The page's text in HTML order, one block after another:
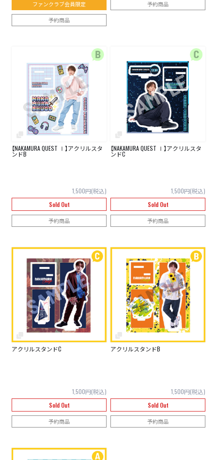
ファンクラブ会員限定
予約商品
予約商品
【NAKAMURA QUEST Ⅰ】アクリルスタ
ンドB
1,500円(税込)
Sold Out
予約商品
【NAKAMURA QUEST Ⅰ】アクリルスタ
ンドC
1,500円(税込)
Sold Out
予約商品
アクリルスタンドC
1,500円(税込)
Sold Out
予約商品
アクリルスタンドB
1,500円(税込)
Sold Out
予約商品